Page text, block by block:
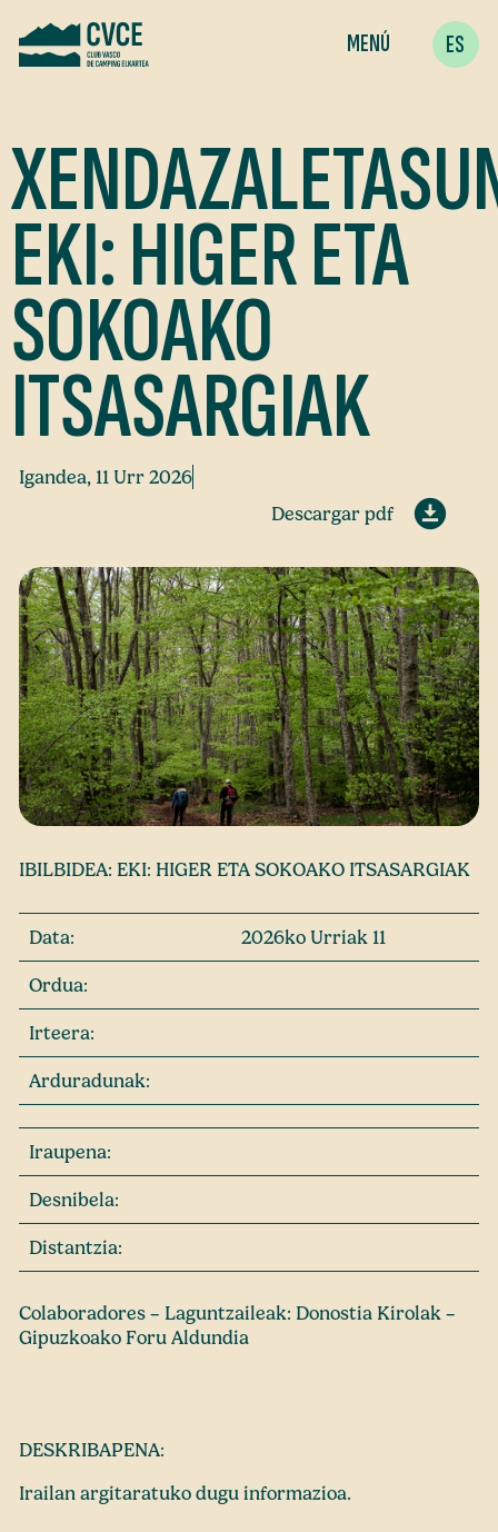
MENÚ ES
EKI: HIGER ETA
SOKOAKO
ITSASARGIAK
Igandea, 11 Urr 2026
Descargar pdf
IBILBIDEA: EKI: HIGER ETA SOKOAKO ITSASARGIAK
Data: 2026ko Urriak 11
Ordua:
Irteera:
Arduradunak:
Iraupena:
Desnibela:
Distantzia:
Colaboradores – Laguntzaileak: Donostia Kirolak –
Gipuzkoako Foru Aldundia
DESKRIBAPENA:
Irailan argitaratuko dugu informazioa.